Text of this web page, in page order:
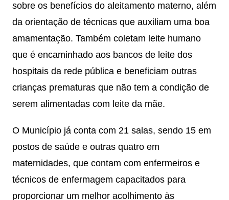
sobre os benefícios do aleitamento materno, além
da orientação de técnicas que auxiliam uma boa
amamentação. Também coletam leite humano
que é encaminhado aos bancos de leite dos
hospitais da rede pública e beneficiam outras
crianças prematuras que não tem a condição de
serem alimentadas com leite da mãe.
O Município já conta com 21 salas, sendo 15 em
postos de saúde e outras quatro em
maternidades, que contam com enfermeiros e
técnicos de enfermagem capacitados para
proporcionar um melhor acolhimento às